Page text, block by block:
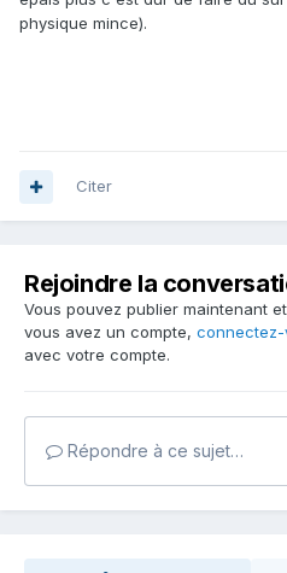
physique mince).
Citer
Rejoindre la
Vous pouvez publier maintenant
vous avez un compte, connectez-
avec votre compte.
Répondre à ce sujet…